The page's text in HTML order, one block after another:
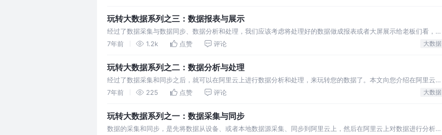
玩转大数据系列之三：数据报表与展示
经过了数据采集与数据同步、数据分析和处理，我们应该考虑将处理好的数据做成报表或者大屏展示给老板们看，以
便老板们可以更加精准地做出战略决策，为业务的发展指明方向。 提到数据报表，不得不说说Quick BI。Quick BI提
7年前 1.2k 点赞 评论 大数据
玩转大数据系列之二：数据分析与处理
经过了数据采集和同步之后，就可以在阿里云上进行数据分析和处理，来玩转您的数据了。本文向您介绍在阿里云大
数据各产品中，以及各产品之间怎样来完成您的数据处理和数据分析。
7年前 225 点赞 评论 大数据
玩转大数据系列之一：数据采集与同步
数据的采集和同步，是先将数据从设备、或者本地数据源采集、同步到阿里云上，然后在阿里云上对数据进行分析和